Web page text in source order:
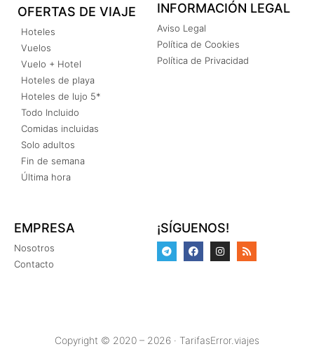
OFERTAS DE VIAJE
Hoteles
Vuelos
Vuelo + Hotel
Hoteles de playa
Hoteles de lujo 5*
Todo Incluido
Comidas incluidas
Solo adultos
Fin de semana
Última hora
INFORMACIÓN LEGAL
Aviso Legal
Política de Cookies
Política de Privacidad
EMPRESA
Nosotros
Contacto
¡SÍGUENOS!
Copyright © 2020 – 2026 · TarifasError.viajes